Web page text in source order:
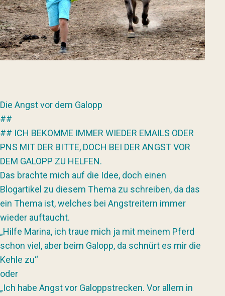
Die Angst vor dem Galopp
##
## ICH BEKOMME IMMER WIEDER EMAILS ODER
PNS MIT DER BITTE, DOCH BEI DER ANGST VOR
DEM GALOPP ZU HELFEN.
Das brachte mich auf die Idee, doch einen
Blogartikel zu diesem Thema zu schreiben, da das
ein Thema ist, welches bei Angstreitern immer
wieder auftaucht.
„Hilfe Marina, ich traue mich ja mit meinem Pferd
schon viel, aber beim Galopp, da schnürt es mir die
Kehle zu“
oder
„Ich habe Angst vor Galoppstrecken. Vor allem in